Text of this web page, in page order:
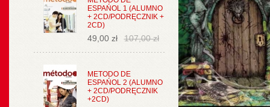
ESPAŃOL 1 (ALUMNO
+ 2CD/PODRĘCZNIK +
2CD)
49,00 zł 107,00 zł
METODO DE
ESPAŃOL 2 (ALUMNO
+ 2CD/PODRĘCZNIK
+2CD)